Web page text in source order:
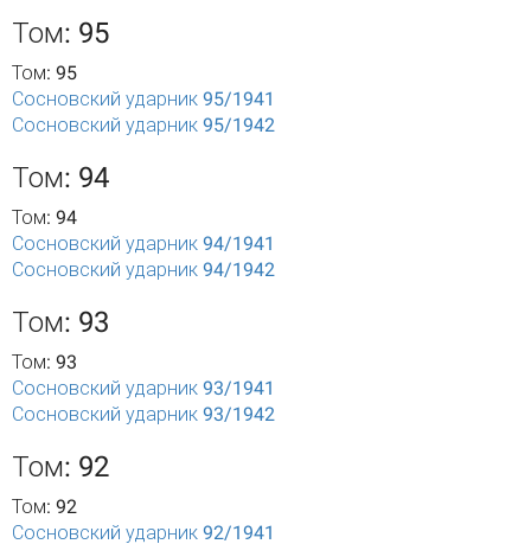
Том: 95
Том: 95
Сосновский ударник 95/1941
Сосновский ударник 95/1942
Том: 94
Том: 94
Сосновский ударник 94/1941
Сосновский ударник 94/1942
Том: 93
Том: 93
Сосновский ударник 93/1941
Сосновский ударник 93/1942
Том: 92
Том: 92
Сосновский ударник 92/1941